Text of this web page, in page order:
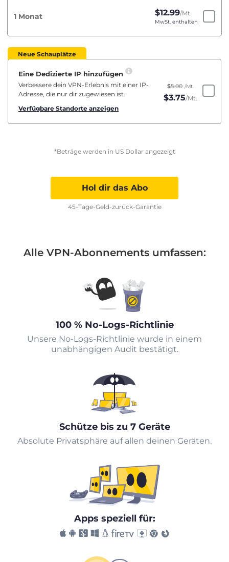
1 Monat $12.99/Mt.
MwSt. enthalten
Neue Schauplätze
Eine Dedizierte IP hinzufügen
Verbessere dein VPN-Erlebnis mit einer IP-
Adresse, die nur dir zugewiesen ist.
Verfügbare Standorte anzeigen
$5.00 /Mt.
$3.75/Mt.
*Beträge werden in US Dollar angezeigt
Hol dir das Abo
45-Tage-Geld-zurück-Garantie
Alle VPN-Abonnements umfassen:
100 % No-Logs-Richtlinie
Unsere No-Logs-Richtlinie wurde in einem
unabhängigen Audit bestätigt.
Schütze bis zu 7 Geräte
Absolute Privatsphäre auf allen deinen Geräten.
Apps speziell für: